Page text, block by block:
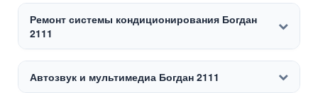
Ремонт системы кондиционирования Богдан
2111
Автозвук и мультимедиа Богдан 2111